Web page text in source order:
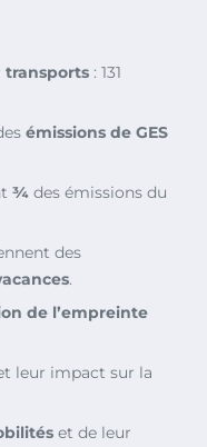
transports : 131
émissions de GES
¾ des émissions du
des
.
de l’empreinte
leur impact sur la
et de leur